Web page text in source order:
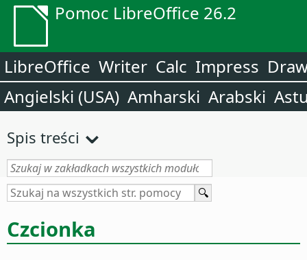
Pomoc LibreOffice 26.2
LibreOffice Writer Calc Impress
Angielski (USA) Amharski Arabski
Spis treści
Czcionka